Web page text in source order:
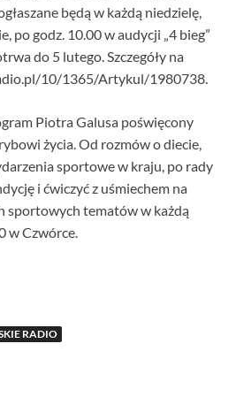
będą w każdą niedzielę,
po godz. 10.00 w audycji „4 bieg”
do 5 lutego. Szczegóły na
10/1365/Artykul/1980738.
Piotra Galusa poświęcony
życia. Od rozmów o diecie,
sportowe w kraju, po rady
i ćwiczyć z uśmiechem na
sportowych tematów w każdą
w Czwórce.
RADIO